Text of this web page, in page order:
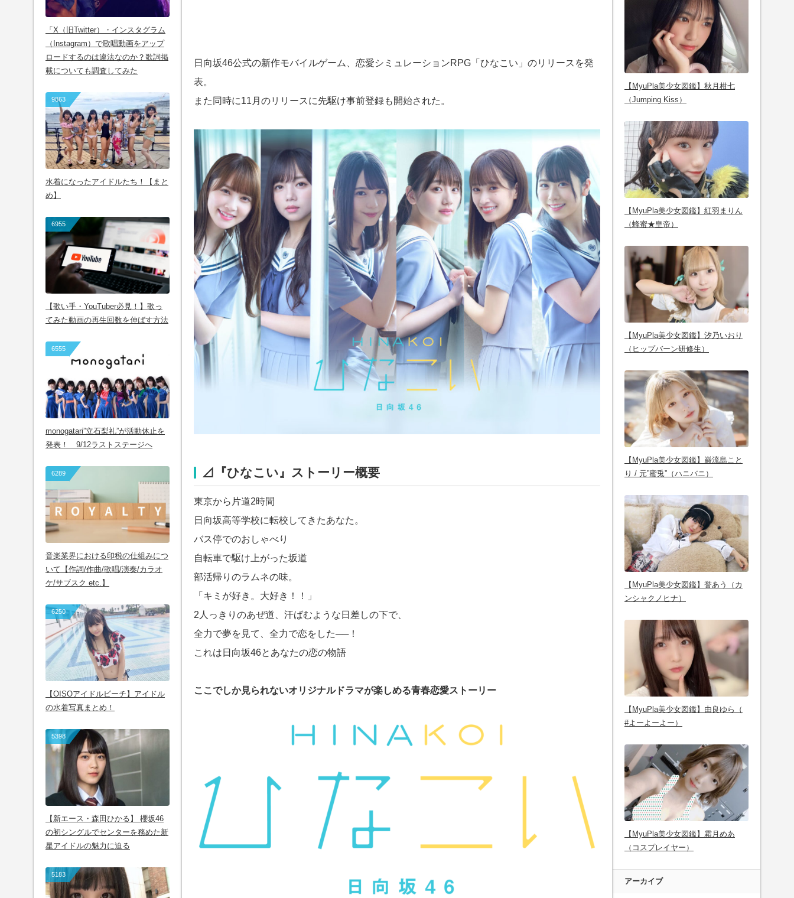
日向坂46公式の新作モバイルゲーム、恋愛シミュレーションRPG「ひなこい」のリリースを発
表。
また同時に11月のリリースに先駆け事前登録も開始された。
⊿『ひなこい』ストーリー概要
東京から片道2時間
日向坂高等学校に転校してきたあなた。
バス停でのおしゃべり
自転車で駆け上がった坂道
部活帰りのラムネの味。
「キミが好き。大好き！！」
2人っきりのあぜ道、汗ばむような日差しの下で、
全力で夢を見て、全力で恋をした──！
これは日向坂46とあなたの恋の物語
ここでしか見られないオリジナルドラマが楽しめる青春恋愛ストーリー
「X（旧Twitter）・インスタグラム
（Instagram）で歌唱動画をアップ
ロードするのは違法なのか？歌詞掲
載についても調査してみた
9863
水着になったアイドルたち！【まと
め】
6955
【歌い手・YouTuber必見！】歌っ
てみた動画の再生回数を伸ばす方法
6555
monogatari”立石梨礼”が活動休止を
発表！ 9/12ラストステージへ
6289
音楽業界における印税の仕組みにつ
いて【作詞/作曲/歌唱/演奏/カラオ
ケ/サブスク etc.】
6250
【OISOアイドルビーチ】アイドル
の水着写真まとめ！
5398
【新エース・森田ひかる】 櫻坂46
の初シングルでセンターを務めた新
星アイドルの魅力に迫る
5183
【MyuPla美少女図鑑】秋月柑七
（Jumping Kiss）
【MyuPla美少女図鑑】紅羽まりん
（蜂蜜★皇帝）
【MyuPla美少女図鑑】汐乃いおり
（ヒップバーン研修生）
【MyuPla美少女図鑑】巌流島こと
り / 元”蜜兎”（ハニバニ）
【MyuPla美少女図鑑】誉あう（カ
ンシャクノヒナ）
【MyuPla美少女図鑑】由良ゆら（
#よーよーよー）
【MyuPla美少女図鑑】霜月めあ
（コスプレイヤー）
アーカイブ